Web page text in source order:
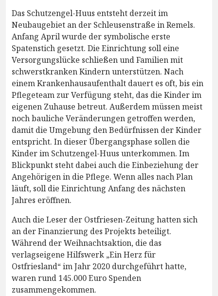
Das Schutzengel-Huus entsteht derzeit im
Neubaugebiet an der Schleusenstraße in Remels.
Anfang April wurde der symbolische erste
Spatenstich gesetzt. Die Einrichtung soll eine
Versorgungslücke schließen und Familien mit
schwerstkranken Kindern unterstützen. Nach
einem Krankenhausaufenthalt dauert es oft, bis ein
Pflegeteam zur Verfügung steht, das die Kinder im
eigenen Zuhause betreut. Außerdem müssen meist
noch bauliche Veränderungen getroffen werden,
damit die Umgebung den Bedürfnissen der Kinder
entspricht. In dieser Übergangsphase sollen die
Kinder im Schutzengel-Huus unterkommen. Im
Blickpunkt steht dabei auch die Einbeziehung der
Angehörigen in die Pflege. Wenn alles nach Plan
läuft, soll die Einrichtung Anfang des nächsten
Jahres eröffnen.
Auch die Leser der Ostfriesen-Zeitung hatten sich
an der Finanzierung des Projekts beteiligt.
Während der Weihnachtsaktion, die das
verlagseigene Hilfswerk „Ein Herz für
Ostfriesland“ im Jahr 2020 durchgeführt hatte,
waren rund 145.000 Euro Spenden
zusammengekommen.